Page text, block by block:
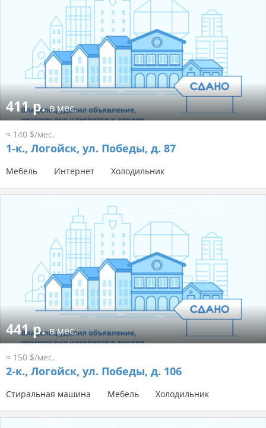
411 р.в мес.
≈ 140 $/мес.
1-к., Логойск, ул. Победы, д. 87
Мебель Интернет Холодильник
441 р.в мес.
≈ 150 $/мес.
2-к., Логойск, ул. Победы, д. 106
Стиральная машина Мебель Холодильник